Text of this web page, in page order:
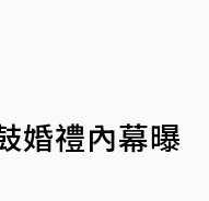
婚禮內幕曝